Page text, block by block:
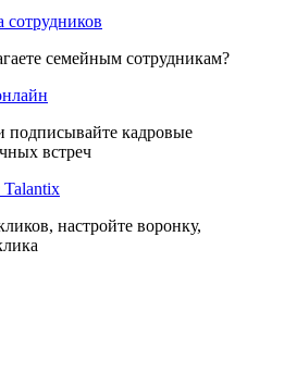
сотрудников
семейным сотрудникам?
подписывайте кадровые
встреч
Talantix
настройте воронку,